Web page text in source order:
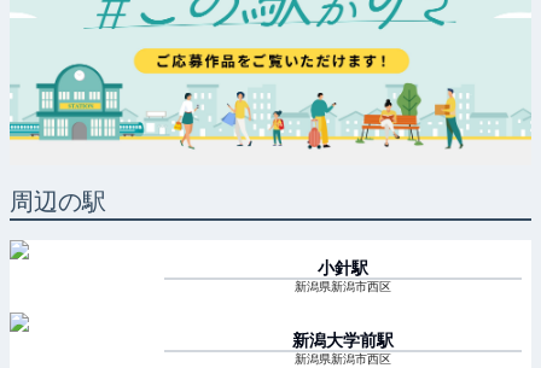
周辺の駅
小針駅
新潟県新潟市西区
新潟大学前駅
新潟県新潟市西区